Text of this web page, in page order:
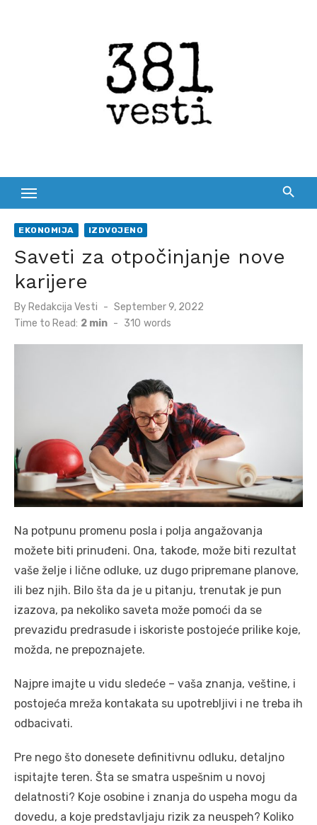
EKONOMIJA IZDVOJENO
Saveti za otpočinjanje nove
karijere
By Redakcija Vesti
Posted
September 9, 2022
Time to Read: 2 min - 310 words
Na potpunu promenu posla i polja angažovanja
možete biti prinuđeni. Ona, takođe, može biti rezultat
vaše želje i lične odluke, uz dugo pripremane planove,
ili bez njih. Bilo šta da je u pitanju, trenutak je pun
izazova, pa nekoliko saveta može pomoći da se
prevaziđu predrasude i iskoriste postojeće prilike koje,
možda, ne prepoznajete.
Najpre imajte u vidu sledeće – vaša znanja, veštine, i
postojeća mreža kontakata su upotrebljivi i ne treba ih
odbacivati.
Pre nego što donesete definitivnu odluku, detaljno
ispitajte teren. Šta se smatra uspešnim u novoj
delatnosti? Koje osobine i znanja do uspeha mogu da
dovedu, a koje predstavljaju rizik za neuspeh? Koliko